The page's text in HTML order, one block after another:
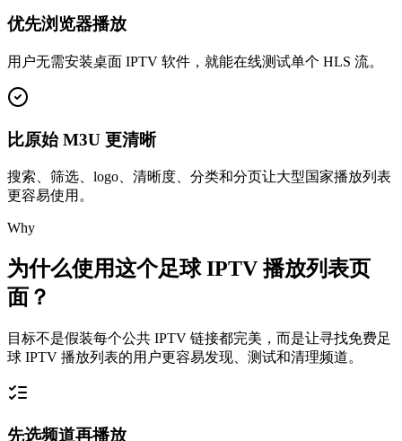
优先浏览器播放
用户无需安装桌面 IPTV 软件，就能在线测试单个 HLS 流。
比原始 M3U 更清晰
搜索、筛选、logo、清晰度、分类和分页让大型国家播放列表
更容易使用。
Why
为什么使用这个足球 IPTV 播放列表页
面？
目标不是假装每个公共 IPTV 链接都完美，而是让寻找免费足
球 IPTV 播放列表的用户更容易发现、测试和清理频道。
先选频道再播放